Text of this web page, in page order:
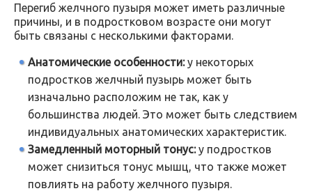
Перегиб желчного пузыря может иметь различные
причины, и в подростковом возрасте они могут
быть связаны с несколькими факторами.
Анатомические особенности:у некоторых
подростков желчный пузырь может быть
изначально расположим не так, как у
большинства людей. Это может быть следствием
индивидуальных анатомических характеристик.
Замедленный моторный тонус:у подростков
может снизиться тонус мышц, что также может
повлиять на работу желчного пузыря.